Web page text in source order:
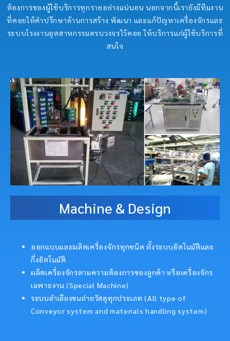
ต้องการของผู้ใช้บริการทุกรายอย่างแน่นอน นอกจากนี้เรายังมีทีมงาน
ที่คอยให้คำปรึกษาด้านการสร้าง พัฒนา และแก้ปัญหาเครื่องจักรและ
ระบบโรงงานอุตสาหกรรมครบวงจรไว้คอย ให้บริการแก่ผู้ใช้บริการที่
สนใจ
Machine & Design
ออกแบบและผลิตเครื่องจักรทุกชนิด ทั้งระบบอัตโนมัติและ
กึ่งอัตโนมัติ
ผลิตเครื่องจักรตามความต้องการของลูกค้า หรือเครื่องจักร
เฉพาะงาน (Special Machine)
ระบบลำเลียงขนถ่ายวัสดุทุกประเภท (All type of
Conveyor system and materials handling system)